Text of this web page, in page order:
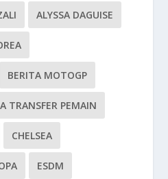
ALYSSA DAGUISE
BERITA MOTOGP
TRANSFER PEMAIN
CHELSEA
ESDM